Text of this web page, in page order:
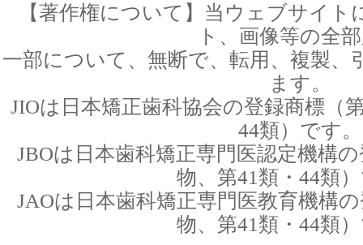
2022/6/9
【OFFICIAL】
・ 総会案内に
2021/7/8
【OFFICIAL】
・ 一般社団法
告
【OFFICIAL】
・貸借対照表
年度分更新
2021/7/8
【OFFICIAL】
・一般社団法
告
【著作権について】当ウェブサイ
ト、画像等の全
一部について、無断で、転用、複製、
ます。
JIOは日本矯正歯科協会の登録商標（
44類）です。
JBOは日本歯科矯正専門医認定機構
物、第41類・44類
JAOは日本歯科矯正専門医教育機構
物、第41類・44類